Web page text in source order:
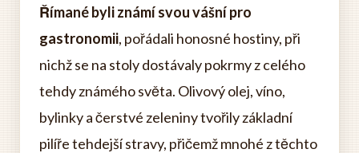
Římané byli známí svou vášní pro
gastronomii, pořádali honosné hostiny, při
nichž se na stoly dostávaly pokrmy z celého
tehdy známého světa. Olivový olej, víno,
bylinky a čerstvé zeleniny tvořily základní
pilíře tehdejší stravy, přičemž mnohé z těchto